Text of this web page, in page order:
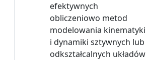
efektywnych
obliczeniowo metod
modelowania kinematyki
i dynamiki sztywnych lub
odkształcalnych układów